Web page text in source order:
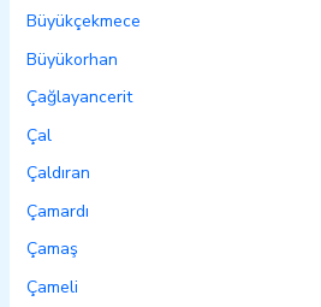
Büyükçekmece
Büyükorhan
Çağlayancerit
Çal
Çaldıran
Çamardı
Çamaş
Çameli